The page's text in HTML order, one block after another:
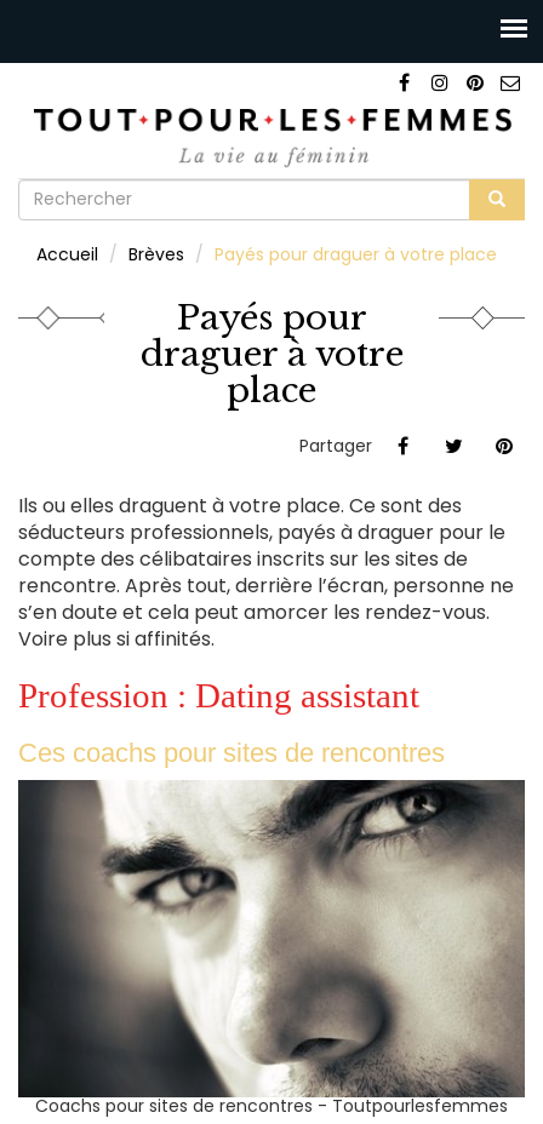
Formulaire
recherche
Accueil Brèves Payés pour draguer à votre place
Payés pour
draguer à votre
place
Partager
Ils ou elles draguent à votre place. Ce sont des
séducteurs professionnels, payés à draguer pour le
compte des célibataires inscrits sur les sites de
rencontre. Après tout, derrière l’écran, personne ne
s’en doute et cela peut amorcer les rendez-vous.
Voire plus si affinités.
Profession : Dating assistant
Ces coachs pour sites de rencontres
Coachs pour sites de rencontres - Toutpourlesfemmes